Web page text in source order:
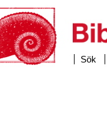
Sök